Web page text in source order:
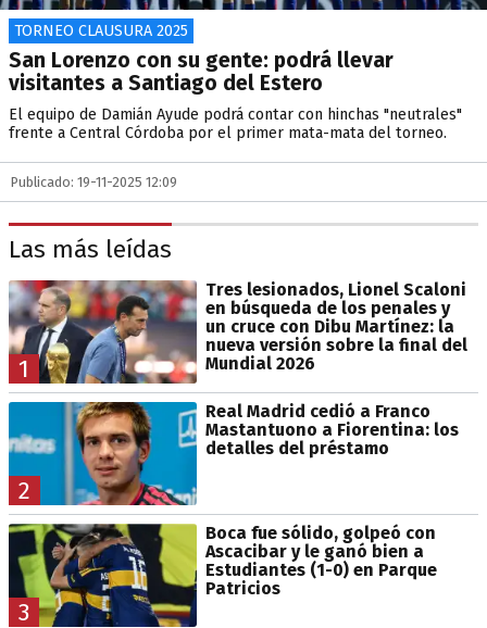
TORNEO CLAUSURA 2025
San Lorenzo con su gente: podrá llevar
visitantes a Santiago del Estero
El equipo de Damián Ayude podrá contar con hinchas "neutrales"
frente a Central Córdoba por el primer mata-mata del torneo.
Publicado: 19-11-2025 12:09
Las más leídas
1
Tres lesionados, Lionel Scaloni
en búsqueda de los penales y
un cruce con Dibu Martínez: la
nueva versión sobre la final del
Mundial 2026
2
Real Madrid cedió a Franco
Mastantuono a Fiorentina: los
detalles del préstamo
3
Boca fue sólido, golpeó con
Ascacibar y le ganó bien a
Estudiantes (1-0) en Parque
Patricios